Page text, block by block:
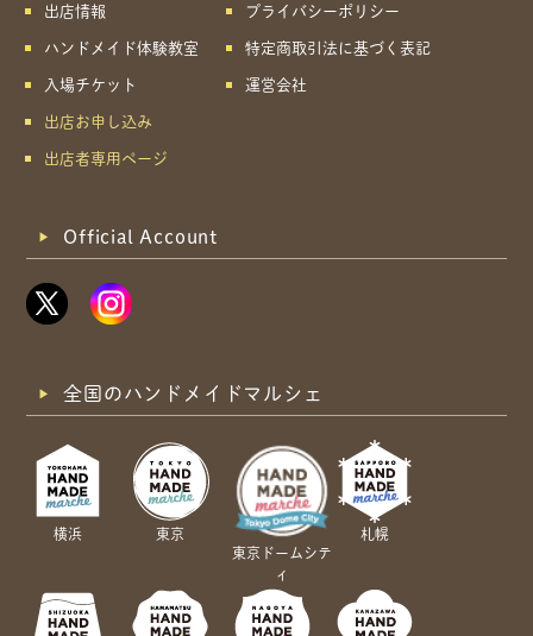
共有方法を選択
出店情報
ハンドメイド体験教室
入場チケット
出店お申し込み
出店者専用ページ
プライバシーポリシー
特定商取引法に基づく表記
運営会社
Official Account
全国のハンドメイドマルシェ
横浜
東京
東京ドームシテ
ィ
札幌